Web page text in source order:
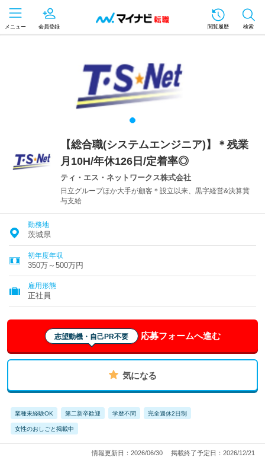
メニュー 会員登録 閲覧履歴 検索
【総合職(システムエンジニア)】＊残業
月10H/年休126日/定着率◎
ティ・エス・ネットワークス株式会社
日立グループほか大手が顧客＊設立以来、黒字経営&決算賞
与支給
勤務地
茨城県
初年度年収
350万～500万円
雇用形態
正社員
志望動機・自己PR不要 応募フォームへ進む
気になる
業種未経験OK 第二新卒歓迎 学歴不問 完全週休2日制
女性のおしごと掲載中
情報更新日：2026/06/30 掲載終了予定日：2026/12/21